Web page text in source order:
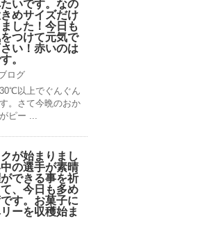
いです。なの
めサイズだけ
した！今日も
つけて元気で
い！赤いのは
。
ログ
以上でぐんぐん
。さて今晩のおか
ピー ...
が始まりまし
の選手が素晴
できる事を祈
、今日も多め
す。お菓子に
ーを収穫始ま